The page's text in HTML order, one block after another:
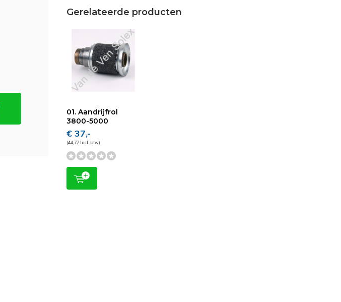
Gerelateerde producten
01. Aandrijfrol
3800-5000
€ 37,-
(44,77 Incl. btw)